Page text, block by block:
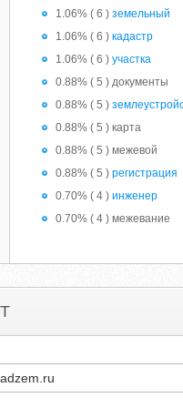
1.06% ( 6 )земельный
1.06% ( 6 )кадастр
1.06% ( 6 )участка
0.88% ( 5 ) документы
0.88% ( 5 )
0.88% ( 5 ) карта
0.88% ( 5 ) межевой
0.88% ( 5 )регистрация
0.70% ( 4 )инженер
0.70% ( 4 ) межевание